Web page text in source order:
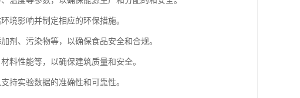
境影响并制定相应的环保措施。
剂、污染物等，以确保食品安全和合规。
料性能等，以确保建筑质量和安全。
持实验数据的准确性和可靠性。